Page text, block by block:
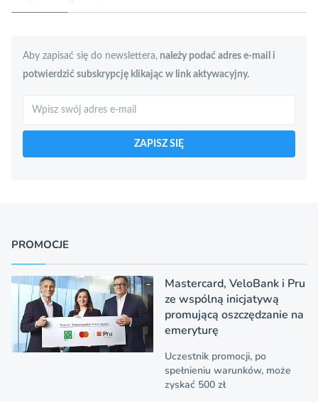
Aby zapisać się do newslettera, należy podać adres e-mail i
potwierdzić subskrypcję klikając w link aktywacyjny.
ZAPISZ SIĘ
PROMOCJE
Mastercard, VeloBank i Pru
ze wspólną inicjatywą
promującą oszczędzanie na
emeryturę
Uczestnik promocji, po
spełnieniu warunków, może
zyskać 500 zł